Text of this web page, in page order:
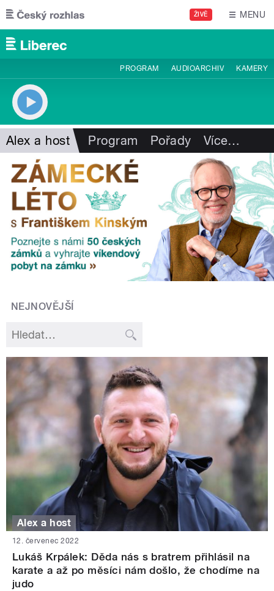
Přejít k hlavnímu obsahu
ŽIVĚ MENU
PROGRAM AUDIOARCHIV KAMERY
Alex a host Program Pořady Více…
NEJNOVĚJŠÍ
Alex a host
12. červenec 2022
Lukáš Krpálek: Děda nás s bratrem přihlásil na
karate a až po měsíci nám došlo, že chodíme na
judo